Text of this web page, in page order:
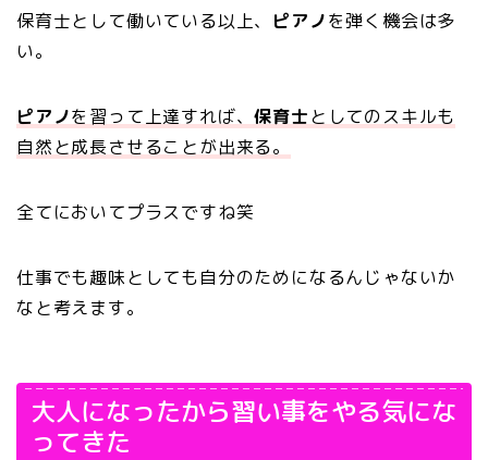
保育士として働いている以上、 ピアノを弾く機会は多
い。
ピアノを習って上達すれば、保育士としてのスキルも
自然と成長させることが出来る。
全てにおいてプラスですね笑
仕事でも趣味としても自分のためになるんじゃないか
なと考えます。
大人になったから習い事をやる気にな
ってきた